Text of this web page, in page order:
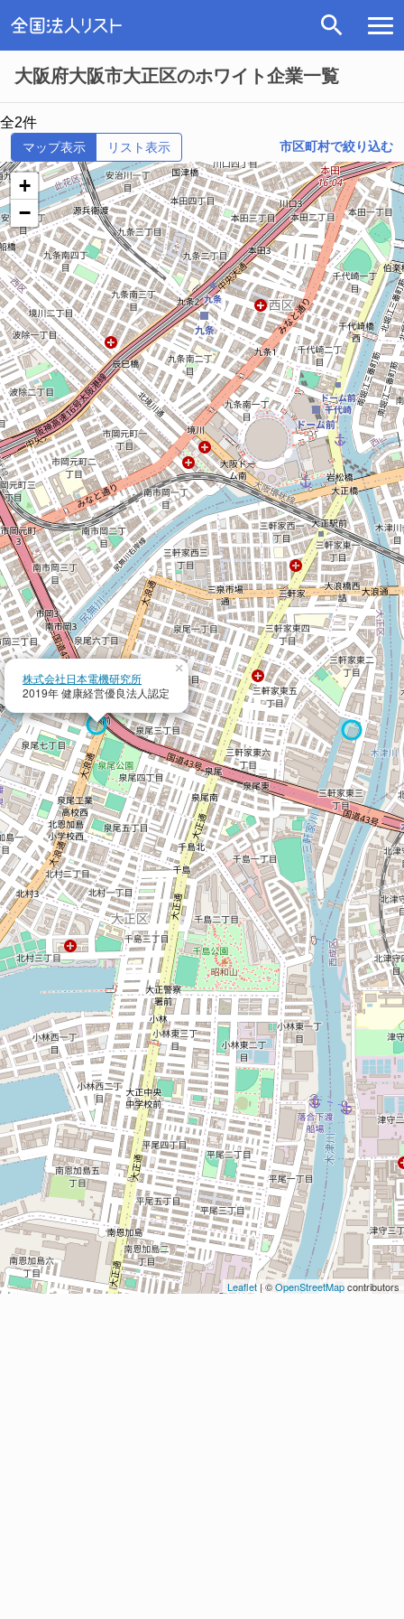
大阪府大阪市大正区のホワイト企業一覧
全2件
マップ表示 リスト表示 市区町村で絞り込む
株式会社日本電機研究所
2019年 健康経営優良法人認定
×
+
−
Leaflet | ©OpenStreetMapcontributors